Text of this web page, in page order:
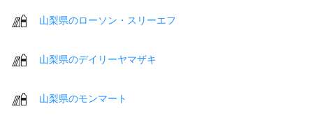
山梨県のローソン・スリーエフ
山梨県のデイリーヤマザキ
山梨県のモンマート